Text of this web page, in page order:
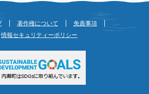
著作権について
免責事項
情報セキュリティーポリシー